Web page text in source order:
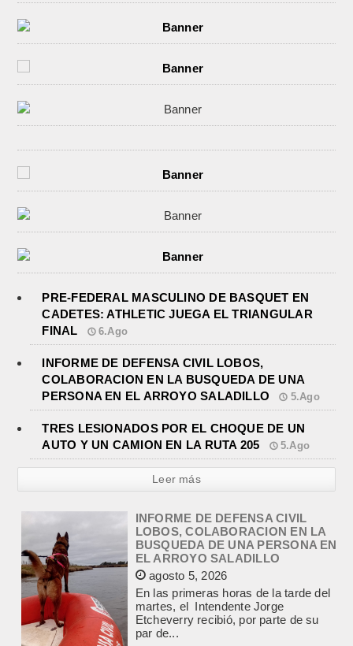
PRE-FEDERAL MASCULINO DE BASQUET EN
CADETES: ATHLETIC JUEGA EL TRIANGULAR
FINAL
6.Ago
INFORME DE DEFENSA CIVIL LOBOS,
COLABORACION EN LA BUSQUEDA DE UNA
PERSONA EN EL ARROYO SALADILLO
5.Ago
TRES LESIONADOS POR EL CHOQUE DE UN
AUTO Y UN CAMION EN LA RUTA 205
5.Ago
Leer más
INFORME DE DEFENSA CIVIL
LOBOS, COLABORACION EN LA
BUSQUEDA DE UNA PERSONA EN
EL ARROYO SALADILLO
agosto 5, 2026
En las primeras horas de la tarde del
martes, el Intendente Jorge
Etcheverry recibió, por parte de su
par de...